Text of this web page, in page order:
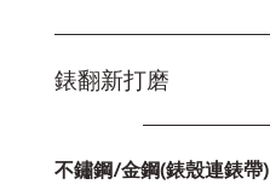
錶翻新打磨
不鏽鋼/金鋼(錶殼連錶帶)